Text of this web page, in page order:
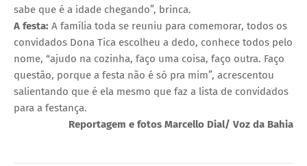
sabe que é a idade chegando”, brinca.
A festa: A família toda se reuniu para comemorar, todos os
convidados Dona Tica escolheu a dedo, conhece todos pelo
nome, “ajudo na cozinha, faço uma coisa, faço outra. Faço
questão, porque a festa não é só pra mim”, acrescentou
salientando que é ela mesmo que faz a lista de convidados
para a festança.
Reportagem e fotos Marcello Dial/ Voz da Bahia